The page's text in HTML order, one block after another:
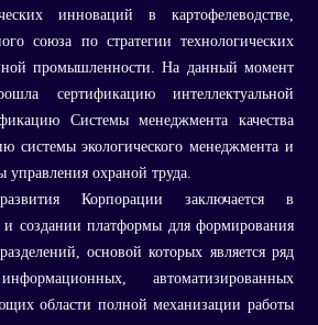
инноваций в картофелеводстве,
союза по стратегии технологических
промышленности. На данный момент
сертификацию интеллектуальной
Системы менеджмента качества
системы экологического менеджмента и
охраной труда.
Корпорации заключается в
и создании платформы для формирования
основой которых является ряд
автоматизированных
области полной механизации работы